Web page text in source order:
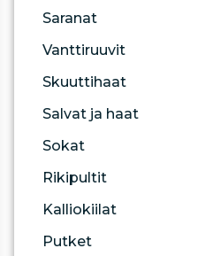
Saranat
Vanttiruuvit
Skuuttihaat
Salvat ja haat
Sokat
Rikipultit
Kalliokiilat
Putket